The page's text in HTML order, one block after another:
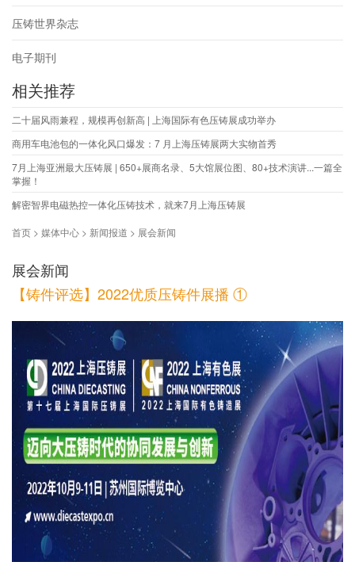
压铸世界杂志
电子期刊
相关推荐
二十届风雨兼程，规模再创新高 | 上海国际有色压铸展成功举办
商用车电池包的一体化风口爆发：7 月上海压铸展两大实物首秀
7月上海亚洲最大压铸展 | 650+展商名录、5大馆展位图、80+技术演讲...一篇全
掌握！
解密智界电磁热控一体化压铸技术，就来7月上海压铸展
首页 > 媒体中心 > 新闻报道 > 展会新闻
展会新闻
【铸件评选】2022优质压铸件展播 ①